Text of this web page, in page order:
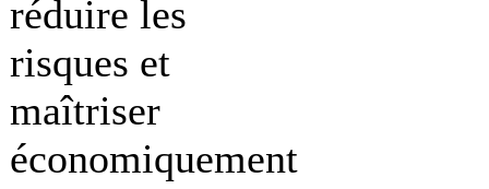
réduire les
risques et
maîtriser
économiquement